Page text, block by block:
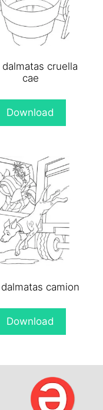
dalmatas cruella
cae
Download
camion
Download